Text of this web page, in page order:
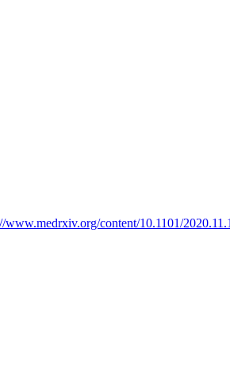
www.medrxiv.org/content/10.1101/